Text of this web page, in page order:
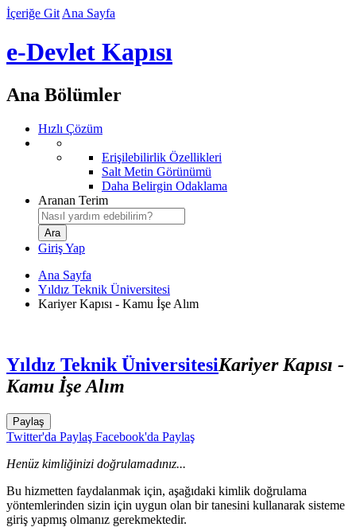
İçeriğe Git Ana Sayfa
e-Devlet Kapısı
Ana Bölümler
Hızlı Çözüm
Erişilebilirlik Özellikleri
Salt Metin Görünümü
Daha Belirgin Odaklama
Aranan Terim
Giriş Yap
Ana Sayfa
Yıldız Teknik Üniversitesi
Kariyer Kapısı - Kamu İşe Alım
Yıldız Teknik ÜniversitesiKariyer Kapısı -
Kamu İşe Alım
Paylaş
Twitter'da Paylaş Facebook'da Paylaş
Henüz kimliğinizi doğrulamadınız...
Bu hizmetten faydalanmak için, aşağıdaki kimlik doğrulama
yöntemlerinden sizin için uygun olan bir tanesini kullanarak sisteme
giriş yapmış olmanız gerekmektedir.